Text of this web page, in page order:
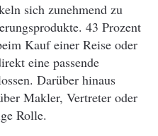
sich zunehmend zu
43 Prozent
Kauf einer Reise oder
eine passende
Darüber hinaus
Makler, Vertreter oder
Rolle.